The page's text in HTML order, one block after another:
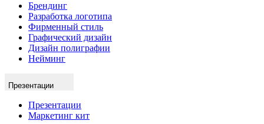
Брендинг
Разработка логотипа
Фирменный стиль
Графический дизайн
Дизайн полиграфии
Нейминг
Презентации
Презентации
Маркетинг кит